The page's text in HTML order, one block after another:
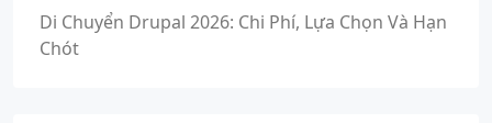
Di Chuyển Drupal 2026: Chi Phí, Lựa Chọn Và Hạn
Chót